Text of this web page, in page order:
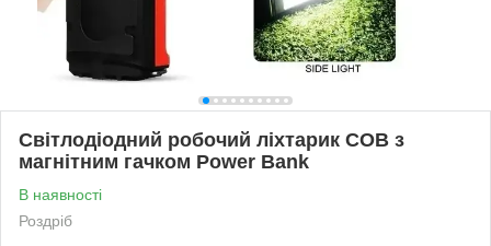
Світлодіодний робочий ліхтарик COB з
магнітним гачком Power Bank
В наявності
Роздріб